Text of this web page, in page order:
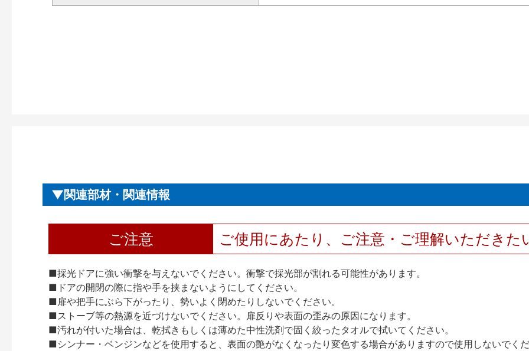
関連部材・関連情報
ご注意 ご使用にあたり、ご注意・ご理解いただきた
■採光ドアに強い衝撃を与えないでください。衝撃で採光部が割れる可能性があります。
■ドアの開閉の際に指や手を挟まないようにしてください。
■扉や把手にぶら下がったり、勢いよく閉めたりしないでください。
■ストーブ等の熱源を近づけないでください。扉反りや表面の歪みの原因になります。
■汚れが付いた場合は、乾拭きもしくは薄めた中性洗剤で固く絞ったタオルで拭いてください。
■シンナー・ベンジンなどを使用すると、表面の艶がなくなったり変色する場合がありますので使用しないでく